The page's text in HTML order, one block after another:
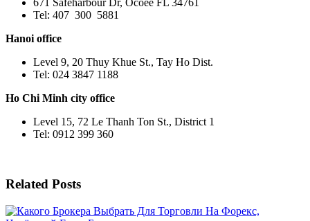
Tel: 407 300 5881
Hanoi office
Level 9, 20 Thuy Khue St., Tay Ho Dist.
Tel: 024 3847 1188
Ho Chi Minh city office
Level 15, 72 Le Thanh Ton St., District 1
Tel: 0912 399 360
Related Posts